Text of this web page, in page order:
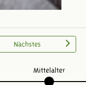
Nächstes
Mittelalter